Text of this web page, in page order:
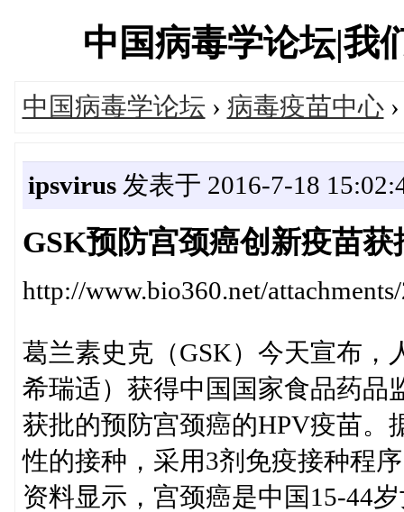
中国病毒学论坛|我
中国病毒学论坛 › 病毒疫苗中心›
ipsvirus发表于 2016-7-18
GSK预防宫颈癌创新疫苗获
http://www.bio360.net/
葛兰素史克（GSK）今天宣布，
希瑞适）获得中国国家食品药品
获批的预防宫颈癌的HPV疫苗。
性的接种，采用3剂免疫接种程
资料显示，宫颈癌是中国15-44